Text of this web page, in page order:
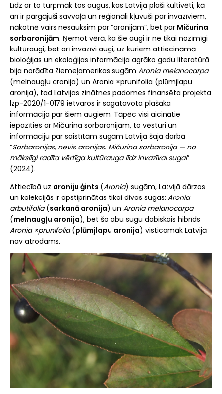
Līdz ar to turpmāk tos augus, kas Latvijā plaši kultivēti, kā
arī ir pārgājuši savvaļā un reģionāli kļuvuši par invazīviem,
nākotnē vairs nesauksim par “aronijām”, bet par Mičurina
sorbaronijām. Ņemot vērā, ka šie augi ir ne tikai nozīmīgi
kultūraugi, bet arī invazīvi augi, uz kuriem attiecināmā
bioloģijas un ekoloģijas informācija agrāko gadu literatūrā
bija norādīta Ziemeļamerikas sugām Aronia melanocarpa
(melnaugļu aronija) un Aronia ×prunifolia (plūmjlapu
aronija), tad Latvijas zinātnes padomes finansēta projekta
lzp-2020/1-0179 ietvaros ir sagatavota plašāka
informācija par šiem augiem. Tāpēc visi aicinātie
iepazīties ar Mičurina sorbaronijām, to vēsturi un
informāciju par saistītām sugām Latvijā šajā darbā
“Sorbaronijas, nevis aronijas. Mičurina sorbaronija — no
mākslīgi radīta vērtīga kultūrauga līdz invazīvai sugai”
(2024).
Attiecībā uz aroniju ģints (Aronia) sugām, Latvijā dārzos
un kolekcijās ir apstiprinātas tikai divas sugas: Aronia
arbutifolia(sarkanā aronija) un Aronia melanocarpa
(melnaugļu aronija), bet šo abu sugu dabiskais hibrīds
Aronia ×prunifolia(plūmjlapu aronija) visticamāk Latvijā
nav atrodams.